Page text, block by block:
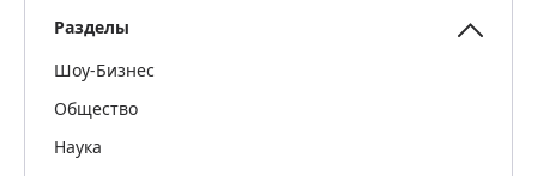
Разделы
Шоу-Бизнес
Общество
Наука